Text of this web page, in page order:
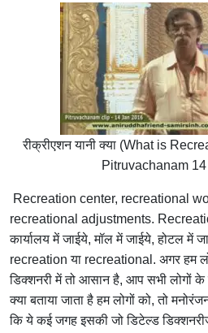
रीक्रीएशन यानी क्या (What is
Pitruvachanam
Recreation center, recreational
recreational adjustments.
कार्यालय में जाईये, मॉल में जाईये, होटल में
recreation या recreational. अगर हम
डिक्शनरी में तो आसान है, आप सभी लोगों के
क्या बताया जाता है हम लोगों को, तो
कि ये कई जगह इसकी जो डिटेल्ड